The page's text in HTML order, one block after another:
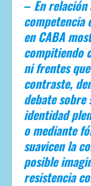
– En
competencia
en CABA
compitiendo
ni frentes
contraste,
debate sobre
identidad
o mediante
suavicen la
posible
resistencia